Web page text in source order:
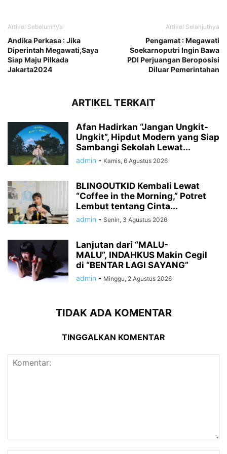
Artikel Sebelumnya
Andika Perkasa : Jika
Diperintah Megawati,Saya
Siap Maju Pilkada
Jakarta2024
Artikel Selanjutnya
Pengamat : Megawati
Soekarnoputri Ingin Bawa
PDI Perjuangan Beroposisi
Diluar Pemerintahan
ARTIKEL TERKAIT
Afan Hadirkan “Jangan Ungkit-
Ungkit”, Hipdut Modern yang Siap
Sambangi Sekolah Lewat...
admin - Kamis, 6 Agustus 2026
BLINGOUTKID Kembali Lewat
“Coffee in the Morning,” Potret
Lembut tentang Cinta...
admin - Senin, 3 Agustus 2026
Lanjutan dari “MALU-
MALU”, INDAHKUS Makin Cegil
di “BENTAR LAGI SAYANG”
admin - Minggu, 2 Agustus 2026
TIDAK ADA KOMENTAR
TINGGALKAN KOMENTAR